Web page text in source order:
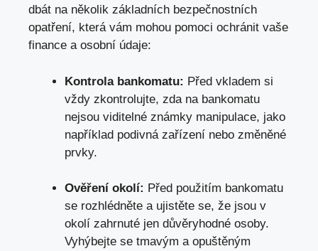
dbát na několik základních bezpečnostních
opatření, která vám mohou pomoci ochránit vaše
finance a osobní údaje:
Kontrola bankomatu: Před vkladem si
vždy zkontrolujte, zda na bankomatu
nejsou viditelné známky manipulace, jako
například podivná zařízení nebo změněné
prvky.
Ověření okolí: Před použitím bankomatu
se rozhlédněte a ujistěte se, že jsou v
okolí zahrnuté jen důvěryhodné osoby.
Vyhýbejte se tmavým a opuštěným